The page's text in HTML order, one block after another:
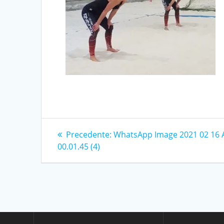
Navigazione
articoli
Precedente: Articolo
WhatsApp Image 2021 02 16
00.01.45 (4)